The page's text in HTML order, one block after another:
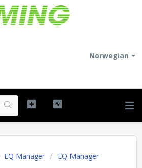
Norwegian
EQ Manager EQ Manager